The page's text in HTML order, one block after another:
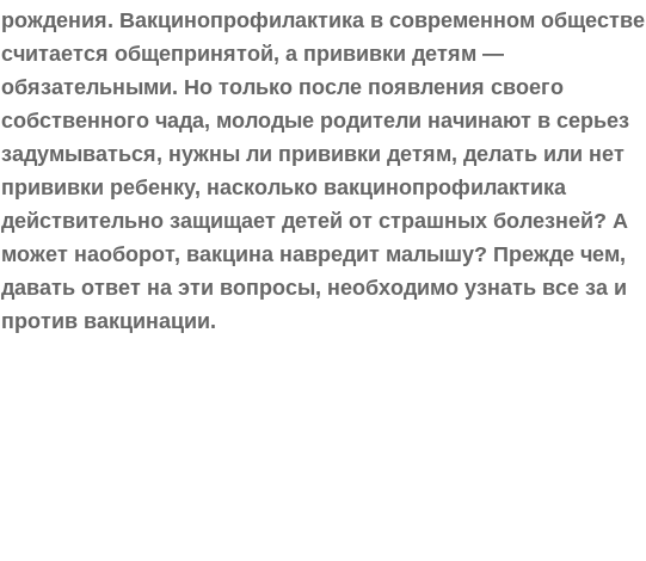
рождения. Вакцинопрофилактика в современном обществе
считается общепринятой, а прививки детям —
обязательными. Но только после появления своего
собственного чада, молодые родители начинают в серьез
задумываться, нужны ли прививки детям, делать или нет
прививки ребенку, насколько вакцинопрофилактика
действительно защищает детей от страшных болезней? А
может наоборот, вакцина навредит малышу? Прежде чем,
давать ответ на эти вопросы, необходимо узнать все за и
против вакцинации.